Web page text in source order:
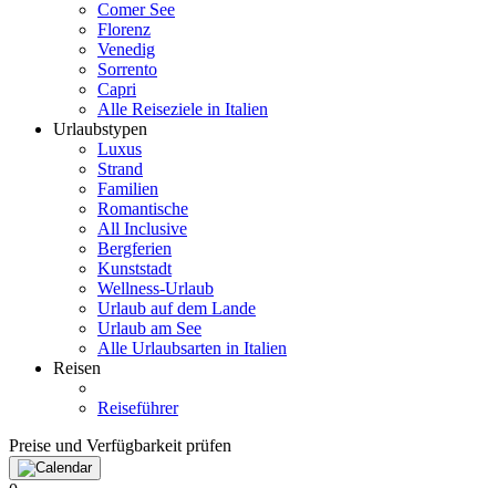
Comer See
Florenz
Venedig
Sorrento
Capri
Alle Reiseziele in Italien
Urlaubstypen
Luxus
Strand
Familien
Romantische
All Inclusive
Bergferien
Kunststadt
Wellness-Urlaub
Urlaub auf dem Lande
Urlaub am See
Alle Urlaubsarten in Italien
Reisen
Reiseführer
Preise und Verfügbarkeit prüfen